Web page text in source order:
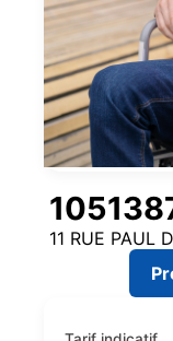
11 RUE PAUL